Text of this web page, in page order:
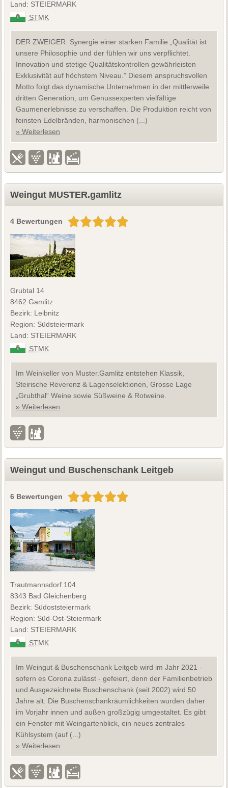
Land: STEIERMARK
STMK
DER ZWEIGER: Synergie einer starken Familie „Qualität ist
unsere Philosophie und der fühlen wir uns verpflichtet.
Innovation und stetige Qualitätskontrollen gewährleisten
Exklusivität auf höchstem Niveau.” Diesem anspruchsvollen
Motto folgt das dynamische Unternehmen in der mittlerweile
dritten Generation, um Genussexperten vielfältige
Gaumenerlebnisse zu verschaffen. Die Produktion reicht von
feinsten Edelbränden, harmonischen (...)
» Weiterlesen
Weingut MUSTER.gamlitz
4 Bewertungen
Grubtal 14
8462 Gamlitz
Bezirk: Leibnitz
Region: Südsteiermark
Land: STEIERMARK
STMK
Im Weinkeller von Muster.Gamlitz entstehen Klassik,
Steirische Reverenz & Lagenselektionen, Grosse Lage
„Grubthal“ Weine sowie Süßweine & Rotweine.
» Weiterlesen
Weingut und Buschenschank Leitgeb
6 Bewertungen
Trautmannsdorf 104
8343 Bad Gleichenberg
Bezirk: Südoststeiermark
Region: Süd-Ost-Steiermark
Land: STEIERMARK
STMK
Im Weingut & Buschenschank Leitgeb wird im Jahr 2021 -
sofern es Corona zulässt - gefeiert, denn der Familienbetrieb
und Ausgezeichnete Buschenschank (seit 2002) wird 50
Jahre alt. Die Buschenschankräumlichkeiten wurden daher
im Vorjahr innen und außen großzügig umgestaltet. Es gibt
ein Fenster mit Weingartenblick, ein neues zentrales
Kühlsystem (auf (...)
» Weiterlesen